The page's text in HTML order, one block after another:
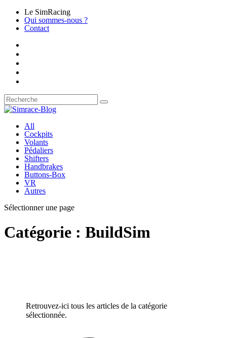
Le SimRacing
Qui sommes-nous ?
Contact
All
Cockpits
Volants
Pédaliers
Shifters
Handbrakes
Buttons-Box
VR
Autres
Sélectionner une page
Catégorie : BuildSim
Retrouvez-ici tous les articles de la catégorie
sélectionnée.